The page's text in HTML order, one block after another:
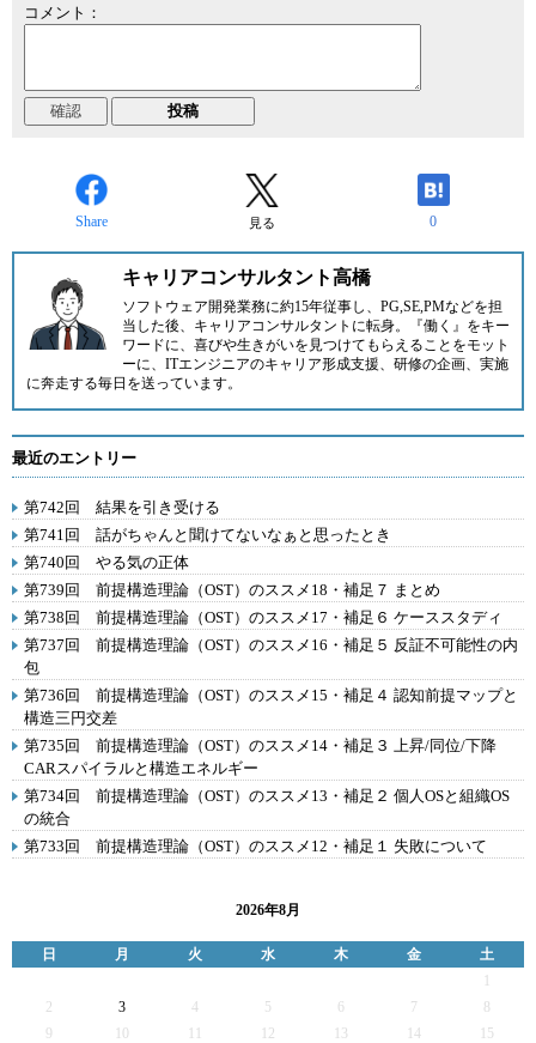
コメント：
Share 見る 0
キャリアコンサルタント高橋
ソフトウェア開発業務に約15年従事し、PG,SE,PMなどを担
当した後、キャリアコンサルタントに転身。『働く』をキー
ワードに、喜びや生きがいを見つけてもらえることをモット
ーに、ITエンジニアのキャリア形成支援、研修の企画、実施
に奔走する毎日を送っています。
最近のエントリー
第742回 結果を引き受ける
第741回 話がちゃんと聞けてないなぁと思ったとき
第740回 やる気の正体
第739回 前提構造理論（OST）のススメ18・補足７ まとめ
第738回 前提構造理論（OST）のススメ17・補足６ ケーススタディ
第737回 前提構造理論（OST）のススメ16・補足５ 反証不可能性の内
包
第736回 前提構造理論（OST）のススメ15・補足４ 認知前提マップと
構造三円交差
第735回 前提構造理論（OST）のススメ14・補足３ 上昇/同位/下降
CARスパイラルと構造エネルギー
第734回 前提構造理論（OST）のススメ13・補足２ 個人OSと組織OS
の統合
第733回 前提構造理論（OST）のススメ12・補足１ 失敗について
2026年8月
日 月 火 水 木 金
土
2
3 4 5 6 7
9
12 13 14
15